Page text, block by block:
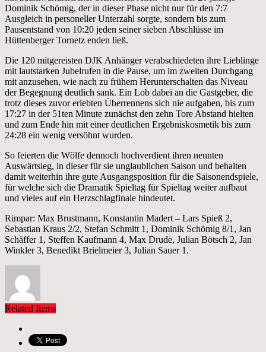
Dominik Schömig, der in dieser Phase nicht nur für den 7:7
Ausgleich in personeller Unterzahl sorgte, sondern bis zum
Pausentstand von 10:20 jeden seiner sieben Abschlüsse im
Hüttenberger Tornetz enden ließ.
Die 120 mitgereisten DJK Anhänger verabschiedeten ihre Lieblinge
mit lautstarken Jubelrufen in die Pause, um im zweiten Durchgang
mit anzusehen, wie nach zu frühem Herunterschalten das Niveau
der Begegnung deutlich sank. Ein Lob dabei an die Gastgeber, die
trotz dieses zuvor erlebten Überrennens sich nie aufgaben, bis zum
17:27 in der 51ten Minute zunächst den zehn Tore Abstand hielten
und zum Ende hin mit einer deutlichen Ergebniskosmetik bis zum
24:28 ein wenig versöhnt wurden.
So feierten die Wölfe dennoch hochverdient ihren neunten
Auswärtsieg, in dieser für sie unglaublichen Saison und behalten
damit weiterhin ihre gute Ausgangsposition für die Saisonendspiele,
für welche sich die Dramatik Spieltag für Spieltag weiter aufbaut
und vieles auf ein Herzschlagfinale hindeutet.
Rimpar: Max Brustmann, Konstantin Madert – Lars Spieß 2,
Sebastian Kraus 2/2, Stefan Schmitt 1, Dominik Schömig 8/1, Jan
Schäffer 1, Steffen Kaufmann 4, Max Drude, Julian Bötsch 2, Jan
Winkler 3, Benedikt Brielmeier 3, Julian Sauer 1.
Related Items